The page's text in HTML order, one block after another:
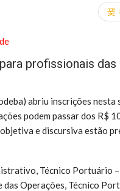
profissionais das
abriu inscrições nesta
podem passar dos R$
e discursiva estão
Técnico Portuário
Operações, Técnico